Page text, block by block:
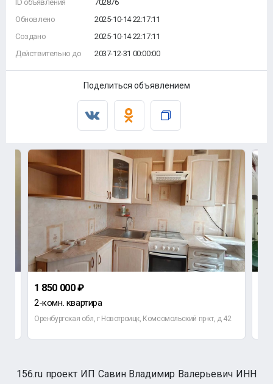
ID объявления
Обновлено
Создано
Действительно до
702876
2025-10-14 22:17:11
2025-10-14 22:17:11
2037-12-31 00:00:00
Поделиться объявлением
1 850 000 ₽
2-комн. квартира
Оренбургская обл, г Новотроицк, Комсомольский пр-кт, д 42
156.ru проект ИП Савин Владимир Валерьевич ИНН